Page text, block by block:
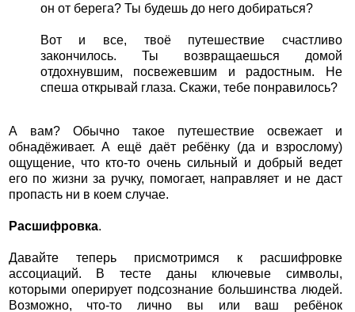
он от берега? Ты будешь до него добираться?
Вот и все, твоё путешествие счастливо
закончилось. Ты возвращаешься домой
отдохнувшим, посвежевшим и радостным. Не
спеша открывай глаза. Скажи, тебе понравилось?
А вам? Обычно такое путешествие освежает и
обнадёживает. А ещё даёт ребёнку (да и взрослому)
ощущение, что кто-то очень сильный и добрый ведет
его по жизни за ручку, помогает, направляет и не даст
пропасть ни в коем случае.
Расшифровка.
Давайте теперь присмотримся к расшифровке
ассоциаций. В тесте даны ключевые символы,
которыми оперирует подсознание большинства людей.
Возможно, что-то лично вы или ваш ребёнок